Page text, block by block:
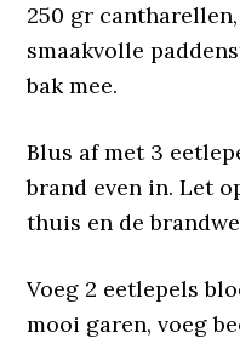
250 gr
smaakvolle
bak mee.
Blus af met 3
brand even in. Let
thuis en de
Voeg 2 eetlepels
mooi garen, voeg